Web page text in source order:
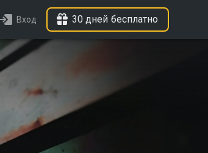
Вход 30 дней бесплатно